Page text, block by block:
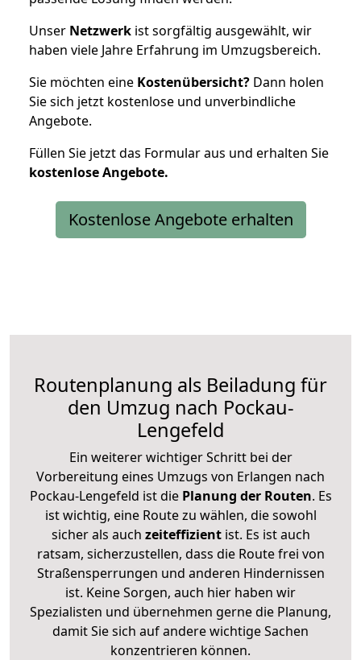
Unser Netzwerk ist sorgfältig ausgewählt, wir
haben viele Jahre Erfahrung im Umzugsbereich.
Sie möchten eine Kostenübersicht? Dann holen
Sie sich jetzt kostenlose und unverbindliche
Angebote.
Füllen Sie jetzt das Formular aus und erhalten Sie
kostenloseAngebote.
Kostenlose Angebote erhalten
Routenplanung als Beiladung für
den Umzug nach Pockau-
Lengefeld
Ein weiterer wichtiger Schritt bei der
Vorbereitung eines Umzugs von Erlangen nach
Pockau-Lengefeld ist diePlanung der Routen. Es
ist wichtig, eine Route zu wählen, die sowohl
sicher als auch zeiteffizientist. Es ist auch
ratsam, sicherzustellen, dass die Route frei von
Straßensperrungen und anderen Hindernissen
ist. Keine Sorgen, auch hier haben wir
Spezialisten und übernehmen gerne die Planung,
damit Sie sich auf andere wichtige Sachen
konzentrieren können.